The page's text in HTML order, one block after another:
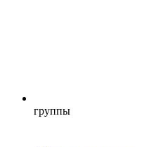
группы